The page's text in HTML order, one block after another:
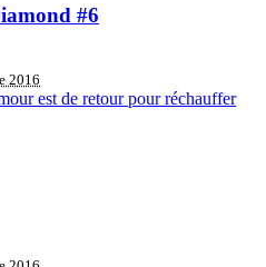
#6
2016
est de retour pour réchauffer